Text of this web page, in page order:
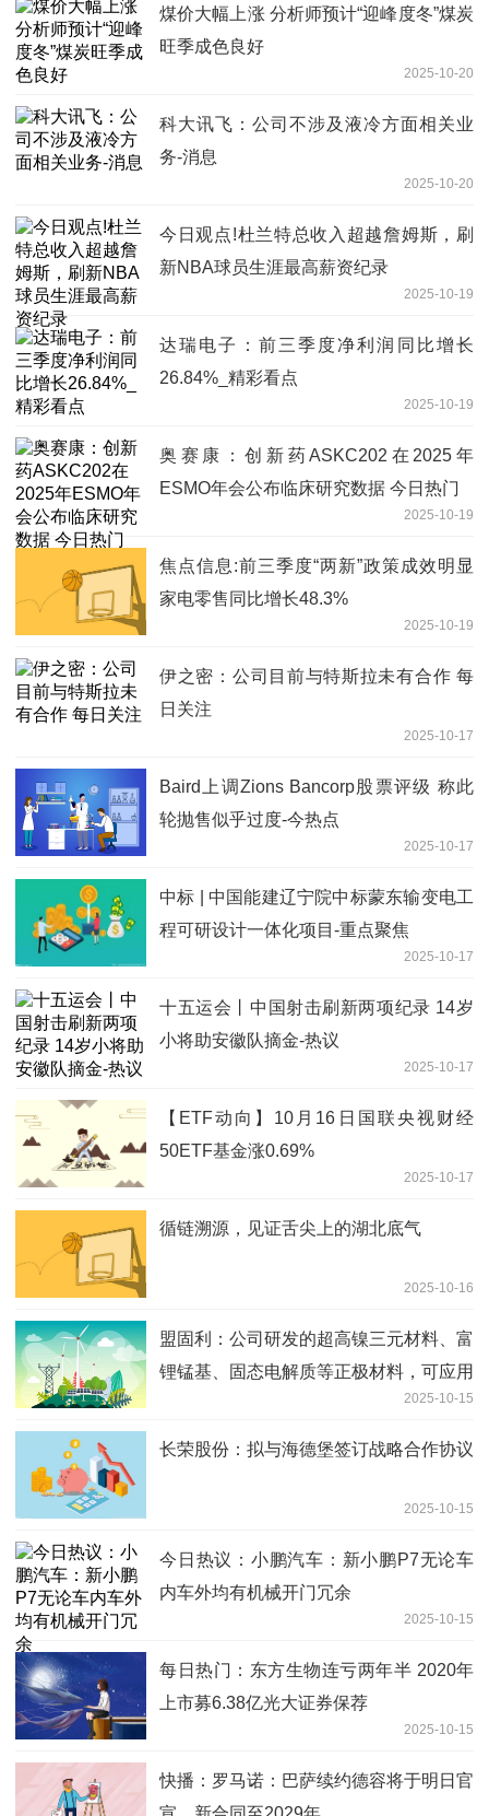
煤价大幅上涨 分析师预计“迎峰度冬”煤炭
旺季成色良好
2025-10-20
科大讯飞：公司不涉及液冷方面相关业
务-消息
2025-10-20
今日观点!杜兰特总收入超越詹姆斯，刷
新NBA球员生涯最高薪资纪录
2025-10-19
达瑞电子：前三季度净利润同比增长
26.84%_精彩看点
2025-10-19
奥赛康：创新药ASKC202在2025年
ESMO年会公布临床研究数据 今日热门
2025-10-19
焦点信息:前三季度“两新”政策成效明显
家电零售同比增长48.3%
2025-10-19
伊之密：公司目前与特斯拉未有合作 每
日关注
2025-10-17
Baird上调Zions Bancorp股票评级 称此
轮抛售似乎过度-今热点
2025-10-17
中标 | 中国能建辽宁院中标蒙东输变电工
程可研设计一体化项目-重点聚焦
2025-10-17
十五运会丨中国射击刷新两项纪录 14岁
小将助安徽队摘金-热议
2025-10-17
【ETF动向】10月16日国联央视财经
50ETF基金涨0.69%
2025-10-17
循链溯源，见证舌尖上的湖北底气
2025-10-16
盟固利：公司研发的超高镍三元材料、富
锂锰基、固态电解质等正极材料，可应用
2025-10-15
长荣股份：拟与海德堡签订战略合作协议
2025-10-15
今日热议：小鹏汽车：新小鹏P7无论车
内车外均有机械开门冗余
2025-10-15
每日热门：东方生物连亏两年半 2020年
上市募6.38亿光大证券保荐
2025-10-15
快播：罗马诺：巴萨续约德容将于明日官